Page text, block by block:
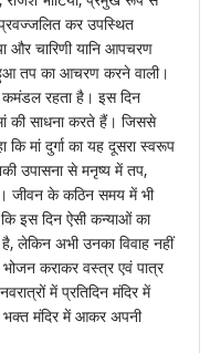
कर उपस्थित
और चारिणी यानि आपचरण
हुआ तप का आचरण करने वाली।
कमंडल रहता है। इस दिन
की साधना करते हैं। जिससे
मां दुर्गा का यह दूसरा स्वरूप
उपासना से मनृष्य में तप,
जीवन के कठिन समय में भी
इस दिन ऐसी कन्याओं का
लेकिन अभी उनका विवाह नहीं
कराकर वस्त्र एवं पात्र
में प्रतिदिन मंदिर में
भक्त मंदिर में आकर अपनी